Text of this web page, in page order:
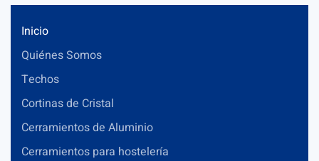
Inicio
Quiénes Somos
Techos
Cortinas de Cristal
Cerramientos de Aluminio
Cerramientos para hostelería